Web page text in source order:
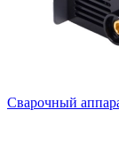
Сварочный